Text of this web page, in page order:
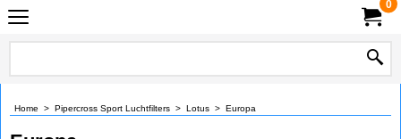
0
Home > Pipercross Sport Luchtfilters > Lotus > Europa